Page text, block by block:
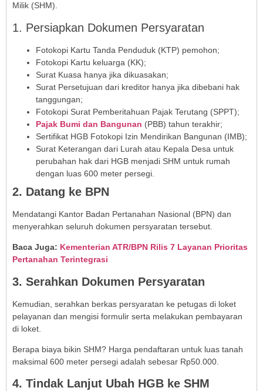
Milik (SHM).
1. Persiapkan Dokumen Persyaratan
Fotokopi Kartu Tanda Penduduk (KTP) pemohon;
Fotokopi Kartu keluarga (KK);
Surat Kuasa hanya jika dikuasakan;
Surat Persetujuan dari kreditor hanya jika dibebani hak
tanggungan;
Fotokopi Surat Pemberitahuan Pajak Terutang (SPPT);
Pajak Bumi dan Bangunan (PBB) tahun terakhir;
Sertifikat HGB Fotokopi Izin Mendirikan Bangunan (IMB);
Surat Keterangan dari Lurah atau Kepala Desa untuk
perubahan hak dari HGB menjadi SHM untuk rumah
dengan luas 600 meter persegi.
2. Datang ke BPN
Mendatangi Kantor Badan Pertanahan Nasional (BPN) dan
menyerahkan seluruh dokumen persyaratan tersebut.
Baca Juga: Kementerian ATR/BPN Rilis 7 Layanan Prioritas
Pertanahan Terintegrasi
3. Serahkan Dokumen Persyaratan
Kemudian, serahkan berkas persyaratan ke petugas di loket
pelayanan dan mengisi formulir serta melakukan pembayaran
di loket.
Berapa biaya bikin SHM? Harga pendaftaran untuk luas tanah
maksimal 600 meter persegi adalah sebesar Rp50.000.
4. Tindak Lanjut Ubah HGB ke SHM